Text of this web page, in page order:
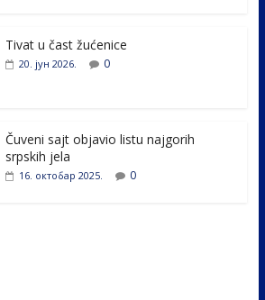
Tivat u čast žućenice
20. јун 2026. 0
Čuveni sajt objavio listu najgorih
srpskih jela
16. октобар 2025. 0